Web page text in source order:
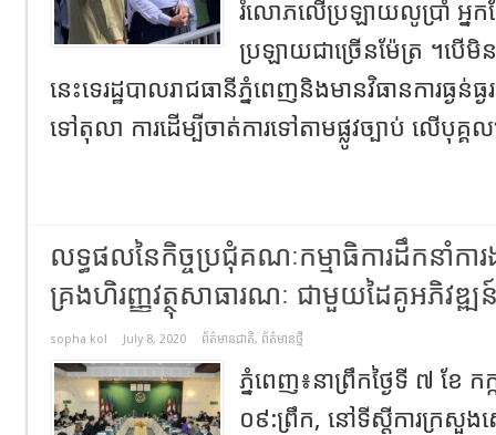
រំលោភលើប្រឡាយលូប្រាំ អ្ន
ប្រឡាយជាច្រើនម៉ែត្រ ។ប
នេះទេរដ្ឋបាលរាជធានីភ្នំពេញនិងមានវិធានការធ្ងន់
ទៅតុលា ការដើម្បីចាត់ការទៅតាមផ្លូវច្បាប់ លើបុគ្
លទ្ធផលនៃកិច្ចប្រជុំគណៈកម្មាធិការដឹកនាំការ
គ្រងហិរញ្ញវត្ថុសាធារណៈ ជាមួយដៃគូអភិវឌ្ឍ
sopha kol July 8, 2020 ព័ត៌មានជាតិ, ព័ត៌មានថ្មី
ភ្នំពេញ៖នាព្រឹកថ្ងៃទី ៧ ខែ
០៩:ព្រឹក, នៅទីស្តីការក្រសួងស